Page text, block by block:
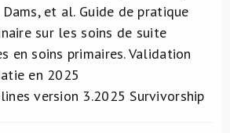
et al. Guide de pratique
sur les soins de suite
en soins primaires. Validation
en 2025
version 3.2025 Survivorship